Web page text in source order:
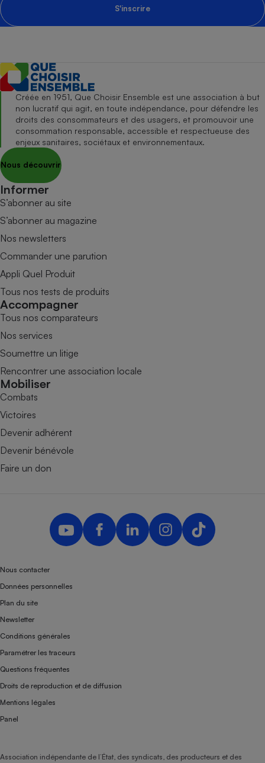
S'inscrire
Créée en 1951, Que Choisir Ensemble est une association à but
non lucratif qui agit, en toute indépendance, pour défendre les
droits des consommateurs et des usagers, et promouvoir une
consommation responsable, accessible et respectueuse des
enjeux sanitaires, sociétaux et environnementaux.
Nous découvrir
Informer
S’abonner au site
S’abonner au magazine
Nos newsletters
Commander une parution
Appli Quel Produit
Tous nos tests de produits
Accompagner
Tous nos comparateurs
Nos services
Soumettre un litige
Rencontrer une association locale
Mobiliser
Combats
Victoires
Devenir adhérent
Devenir bénévole
Faire un don
Nous contacter
Données personnelles
Plan du site
Newsletter
Conditions générales
Paramétrer les traceurs
Questions fréquentes
Droits de reproduction et de diffusion
Mentions légales
Panel
Association indépendante de l’État, des syndicats, des producteurs et des